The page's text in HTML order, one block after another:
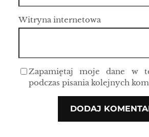
Witryna internetowa
Zapamiętaj moje dane w
podczas pisania kolejnych